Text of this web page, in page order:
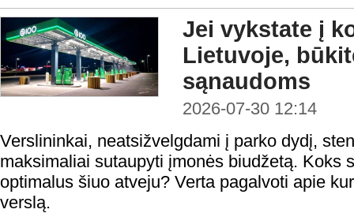
Jei vykstate į
Lietuvoje,
sąnaudoms
2026-07-30 12:14
Verslininkai, neatsižvelgdami į parko dydį,
maksimaliai sutaupyti įmonės biudžetą. Koks
optimalus šiuo atveju? Verta pagalvoti apie
verslą.